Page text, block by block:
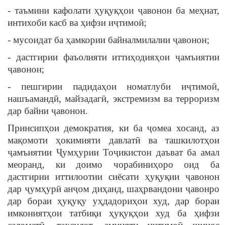
- таъмини кафолати ҳуқуқҳои ҷавонон ба меҳнат,
интихоби касб ва ҳифзи иҷтимоӣ;
- мусоидат ба ҳамкории байналмилалии ҷавонон;
- дастгирии фаъолияти иттиҳодияҳои ҷамъиятии
ҷавонон;
- пешгирии падидаҳои номатлуби иҷтимоӣ,
нашъамандӣ, майзадагӣ, экстремизм ва терроризм
дар байни ҷавонон.
Принсипҳои демократия, ки ба ҷомеа хосанд, аз
мақомоти ҳокимияти давлатӣ ва ташкилотҳои
ҷамъиятии Ҷумҳурии Тоҷикистон даъват ба амал
меоранд, ки доимо чорабиниҳоро оид ба
дастгирии иттилоотии сиёсати ҳуқуқии ҷавонон
дар ҷумҳурӣ анҷом диҳанд, шаҳрвандони ҷавонро
дар бораи ҳуқуқу уҳдадориҳои худ, дар бораи
имкониятҳои татбиқи ҳуқуқҳои худ ба ҳифзи